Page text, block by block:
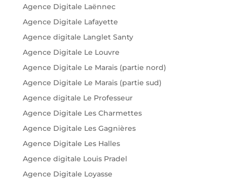
Agence Digitale Laënnec
Agence Digitale Lafayette
Agence digitale Langlet Santy
Agence Digitale Le Louvre
Agence Digitale Le Marais (partie nord)
Agence Digitale Le Marais (partie sud)
Agence digitale Le Professeur
Agence Digitale Les Charmettes
Agence Digitale Les Gagnières
Agence Digitale Les Halles
Agence digitale Louis Pradel
Agence Digitale Loyasse